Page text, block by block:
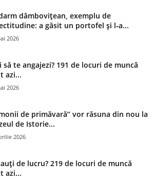
dâmbovițean, exemplu de
a găsit un portofel și l‑a...
2026
să te angajezi? 191 de locuri de muncă
azi...
2026
de primăvară” vor răsuna din nou la
de Istorie...
2026
de lucru? 219 de locuri de muncă
azi...